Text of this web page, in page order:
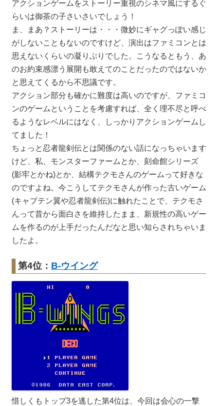
アクションゲームをストーリー重視のシネマ風にするぐ
らいは御茶の子さいさいでしょう！
ま、まあ？ストーリーは・・・微妙にギャグっぽい感じ
がしないこともないのですけど、演出はファミコンとは
思えないくらいの凝りぶりでした。こうなるともう、あ
のお約束感漂う展開も敢えてのことだったのではないか
と思えてくるから不思議です。
アクション部分も確かに難度は高いのですが、ファミコ
ンのゲームということを考慮すれば、全く理不尽と呼べ
るようなレベルにはなく、しっかりアクションゲームし
てました！
ちょっと忍者龍剣伝とは関係のない話になっちゃいます
けど、私、モンスターファームとか、刻命館シリーズ
(影牢とかね)とか、結構テクモさんのゲームって好きな
のですよね。今こうしてテクモさんが作った古いゲーム
(キャプテン翼や忍者龍剣伝)に触れたことで、テクモさ
んって昔から面白さを維持したまま、新規性の高いゲー
ムを作るのが上手だったんだなと思い知らされちゃいま
したよ。
第4位： B-ウイング
惜しくもトップ3を逃した第4位は、今回は会心の一撃